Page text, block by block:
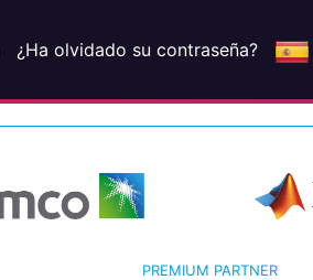
¿Ha olvidado su contraseña?
PREMIUM PARTNER